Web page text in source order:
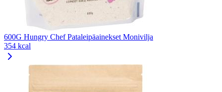
600G Hungry Chef Pataleipäainekset Monivilja
354 kcal